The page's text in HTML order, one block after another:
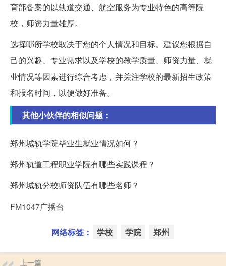
育部备案的以轨道交通、航空服务为专业特色的高等院
校，师资力量雄厚。
选择哪所学校取决于您的个人情况和目标。建议您根据自
己的兴趣、专业需求以及学校的教学质量、师资力量、就
业情况等因素进行综合考虑，并关注学校的最新招生政策
和报名时间，以便做好准备。
其他小伙伴的相似问题：
郑州城轨学院毕业生就业情况如何？
郑州轨道工程职业学院有哪些实践课程？
郑州城轨分校师资队伍有哪些名师？
FM1047广播台
网络标签： 学校 学院 郑州
上一篇